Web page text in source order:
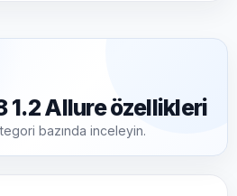
1.2 Allure özellikleri
bazında inceleyin.